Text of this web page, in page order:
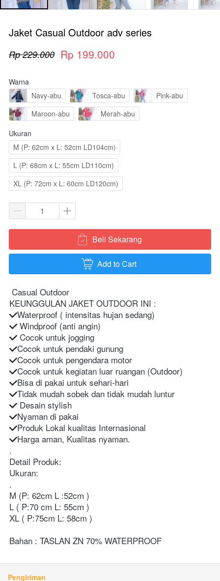
Jaket Casual Outdoor adv series
Rp 229.000 Rp 199.000
Warna
Navy-abu
Tosca-abu
Pink-abu
Maroon-abu
Merah-abu
Ukuran
M (P: 62cm x L: 52cm LD104cm)
L (P: 68cm x L: 55cm LD110cm)
XL (P: 72cm x L: 60cm LD120cm)
` Beli Sekarang
` Add to Cart
Casual Outdoor
KEUNGGULAN JAKET OUTDOOR INI :
Waterproof ( intensitas hujan sedang)
Windproof (anti angin)
Cocok untuk jogging
Cocok untuk pendaki gunung
Cocok untuk pengendara motor
Cocok untuk kegiatan luar ruangan (Outdoor)
Bisa di pakai untuk sehari-hari
Tidak mudah sobek dan tidak mudah luntur
Desain stylish
Nyaman di pakai
Produk Lokal kualitas Internasional
Harga aman, Kualitas nyaman.
.
Detail Produk:
Ukuran:
.
M (P: 62cm L :52cm )
L ( P:70 cm L: 55cm )
XL ( P:75cm L: 58cm )
Bahan : TASLAN ZN 70% WATERPROOF
Pengiriman